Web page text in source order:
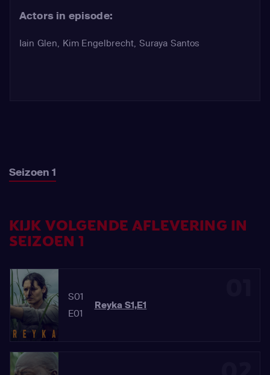
motief en de gelegenheid had om de
Hector keert ondersteboven en hij
Actors in episode:
Iain Glen, Kim Engelbrecht, Suraya Santos
Seizoen 1
KIJK VOLGENDE AFLEVERING IN
SEIZOEN 1
S01
E01
Reyka S1,E1